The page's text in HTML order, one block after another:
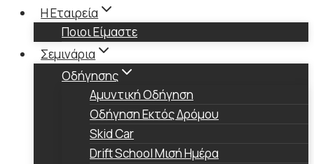
Η Εταιρεία
Ποιοι Είμαστε
Σεμινάρια
Οδήγησης
Αμυντική Οδήγηση
Οδήγηση Εκτός Δρόμου
Skid Car
Drift School Μισή Ημέρα